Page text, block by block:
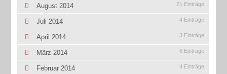
August 2014 21 Einträge
Juli 2014 4 Einträge
April 2014 3 Einträge
März 2014 6 Einträge
Februar 2014 4 Einträge